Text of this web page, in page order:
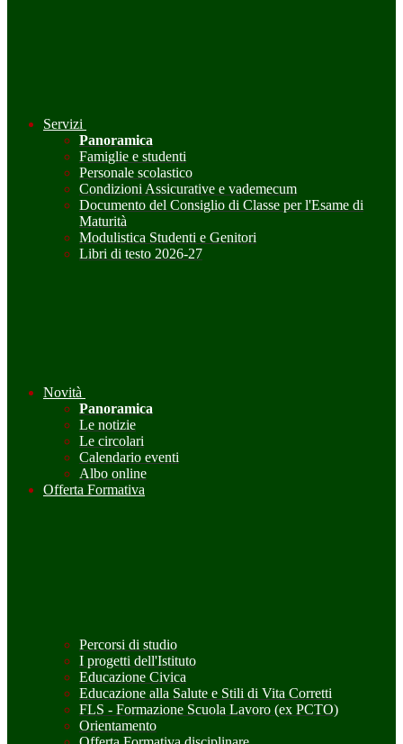
Servizi
Panoramica
Famiglie e studenti
Personale scolastico
Condizioni Assicurative e vademecum
Documento del Consiglio di Classe per l'Esame di
Maturità
Modulistica Studenti e Genitori
Libri di testo 2026-27
Novità
Panoramica
Le notizie
Le circolari
Calendario eventi
Albo online
Offerta Formativa
Percorsi di studio
I progetti dell'Istituto
Educazione Civica
Educazione alla Salute e Stili di Vita Corretti
FLS - Formazione Scuola Lavoro (ex PCTO)
Orientamento